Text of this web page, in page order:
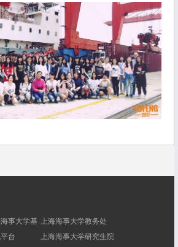
海事大学基
台
上海海事大学教务处
上海海事大学研究生院